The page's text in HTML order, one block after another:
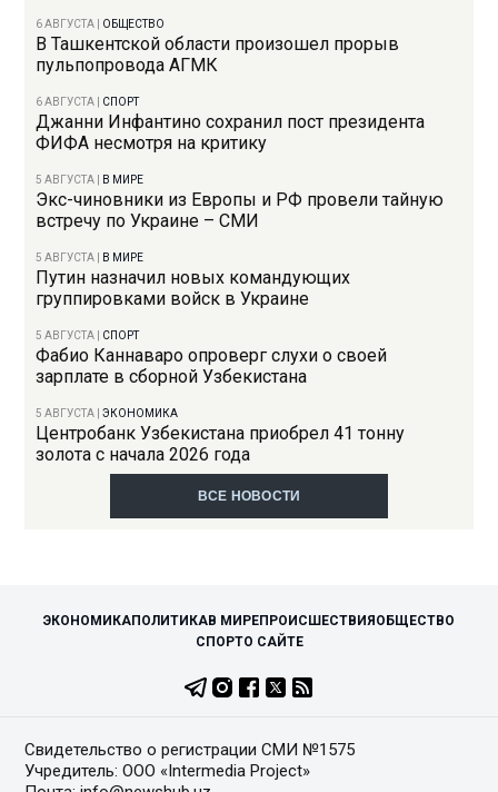
6 АВГУСТА ОБЩЕСТВО
В Ташкентской области произошел прорыв
пульпопровода АГМК
6 АВГУСТА СПОРТ
Джанни Инфантино сохранил пост президента
ФИФА несмотря на критику
5 АВГУСТА В МИРЕ
Экс-чиновники из Европы и РФ провели тайную
встречу по Украине – СМИ
5 АВГУСТА В МИРЕ
Путин назначил новых командующих
группировками войск в Украине
5 АВГУСТА СПОРТ
Фабио Каннаваро опроверг слухи о своей
зарплате в сборной Узбекистана
5 АВГУСТА |ЭКОНОМИКА
Центробанк Узбекистана приобрел 41 тонну
золота с начала 2026 года
ВСЕ НОВОСТИ
ЭКОНОМИКАПОЛИТИКАВ МИРЕПРОИСШЕСТВИЯ ОБЩЕСТВО
СПОРТО САЙТЕ
Свидетельство о регистрации СМИ №1575
Учредитель: ООО «Intermedia Project»